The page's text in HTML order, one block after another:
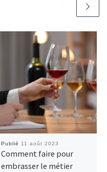
Publié 11 août 2023
Comment faire pour
embrasser le métier